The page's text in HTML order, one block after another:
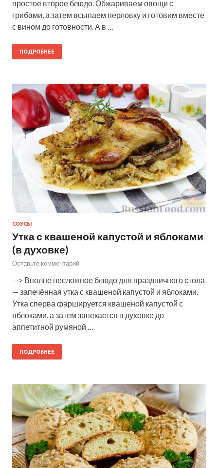
простое второе блюдо. Обжариваем овощи с
грибами, а затем всыпаем перловку и готовим вместе
с вином до готовности. А в …
ПОДРОБНЕЕ
СОУСЫ
Утка с квашеной капустой и яблоками
(в духовке)
Оставьте комментарий
—> Вполне несложное блюдо для праздничного стола
— запечённая утка с квашеной капустой и яблоками.
Утка сперва фаршируется квашеной капустой с
яблоками, а затем запекается в духовке до
аппетитной румяной …
ПОДРОБНЕЕ